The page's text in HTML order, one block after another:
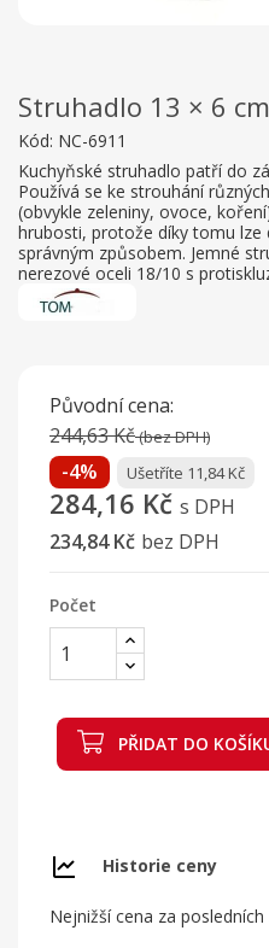
Struhadlo 13 × 6
Kód: NC-6911
Kuchyňské struhadlo patří do
Používá se ke strouhání
(obvykle zeleniny, ovoce,
hrubosti, protože díky tomu lze
správným způsobem. Jemné
nerezové oceli 18/10 s
Původní cena:
244,63 Kč(bez DPH)
-4% Ušetříte 11,84 Kč
284,16 Kč s DPH
234,84 Kč bez DPH
Počet
PŘIDAT DO
Historie ceny
Nejnižší cena za posledních